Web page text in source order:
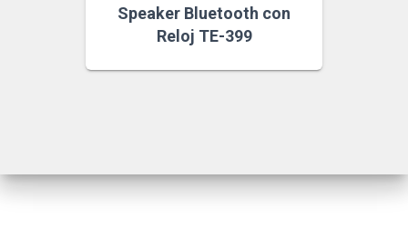
Speaker Bluetooth con
Reloj TE-399